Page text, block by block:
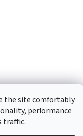
the site comfortably
performance
traffic.